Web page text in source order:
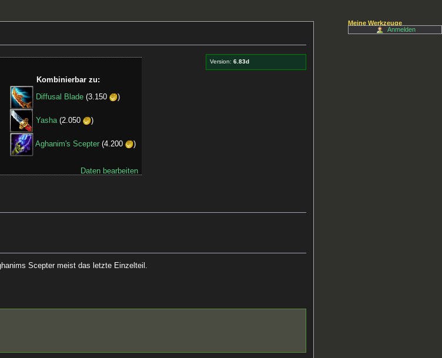
Version:6.83d
Kombinierbar zu:
Diffusal Blade (3.150 )
Yasha(2.050 )
Aghanim's Scepter (4.200 )
Daten bearbeiten
Scepter meist das letzte Einzelteil.
Meine Werkzeuge
Anmelden